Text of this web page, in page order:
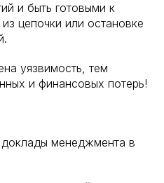
и быть готовыми к
цепочки или остановке
уязвимость, тем
и финансовых потерь!
менеджмента в